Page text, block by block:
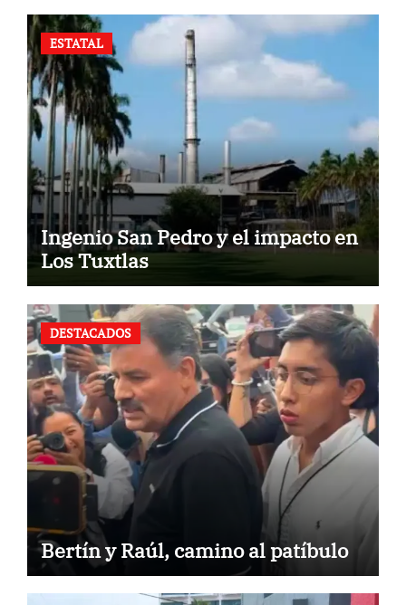
ESTATAL
Ingenio San Pedro y el impacto en
Los Tuxtlas
DESTACADOS
Bertín y Raúl, camino al patíbulo